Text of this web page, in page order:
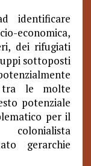
identificare
economica,
dei rifugiati
sottoposti
tra le molte
potenziale
per il
gerarchie